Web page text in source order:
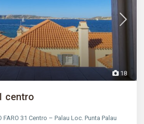
18
centro
FARO 31 Centro – Palau Loc. Punta Palau